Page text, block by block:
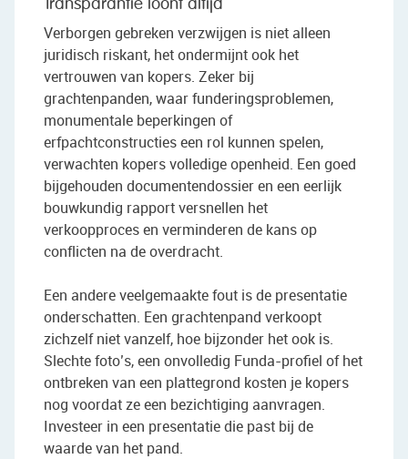
Transparantie loont altijd
Verborgen gebreken verzwijgen is niet alleen
juridisch riskant, het ondermijnt ook het
vertrouwen van kopers. Zeker bij
grachtenpanden, waar funderingsproblemen,
monumentale beperkingen of
erfpachtconstructies een rol kunnen spelen,
verwachten kopers volledige openheid. Een goed
bijgehouden documentendossier en een eerlijk
bouwkundig rapport versnellen het
verkoopproces en verminderen de kans op
conflicten na de overdracht.
Een andere veelgemaakte fout is de presentatie
onderschatten. Een grachtenpand verkoopt
zichzelf niet vanzelf, hoe bijzonder het ook is.
Slechte foto’s, een onvolledig Funda-profiel of het
ontbreken van een plattegrond kosten je kopers
nog voordat ze een bezichtiging aanvragen.
Investeer in een presentatie die past bij de
waarde van het pand.